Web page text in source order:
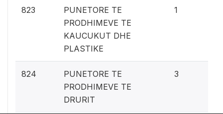
823
PUNETORE TE
PRODHIMEVE TE
KAUCUKUT DHE
PLASTIKE
1
824
PUNETORE TE
PRODHIMEVE TE
DRURIT
3